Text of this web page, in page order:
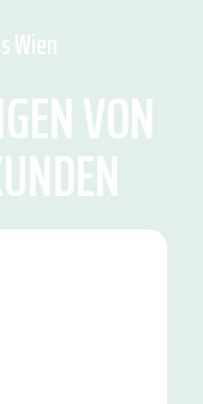
Wien
VON